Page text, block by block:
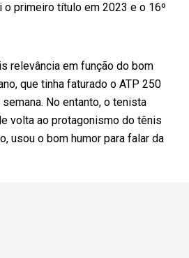
o primeiro título em 2023 e o 16º
relevância em função do bom
que tinha faturado o ATP 250
No entanto, o tenista
volta ao protagonismo do tênis
usou o bom humor para falar da